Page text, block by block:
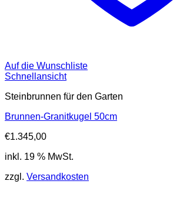
Auf die Wunschliste
Schnellansicht
Steinbrunnen für den Garten
Brunnen-Granitkugel 50cm
€1.345,00
inkl. 19 % MwSt.
zzgl. Versandkosten